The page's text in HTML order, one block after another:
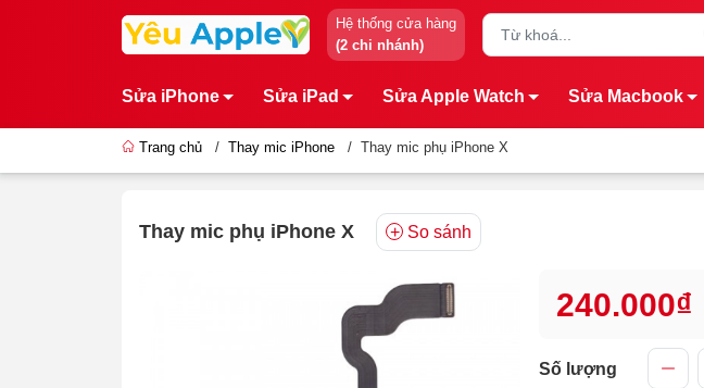
Hệ thống cửa hàng
(2 chi nhánh)
Sửa iPhone Sửa iPad Sửa Apple Watch Sửa Macbook
Trang chủ / Thay mic iPhone / Thay mic phụ iPhone X
Thay mic phụ iPhone X So sánh
240.000₫
Số lượng